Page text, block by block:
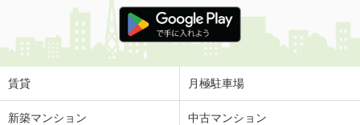
賃貸 月極駐車場
新築マンション 中古マンション